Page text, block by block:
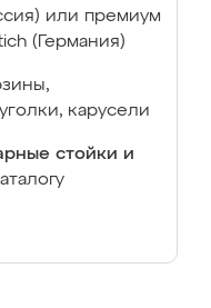
или премиум
(Германия)
карусели
стойки и